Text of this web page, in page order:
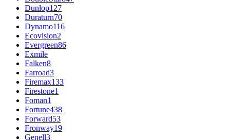
Dunlop127
Duraturn70
Dynamo116
Ecovision2
Evergreen86
Exmile
Falken8
Farroad3
Firemax133
Firestone1
Foman1
Fortune438
Forward53
Fronway19
Genell3